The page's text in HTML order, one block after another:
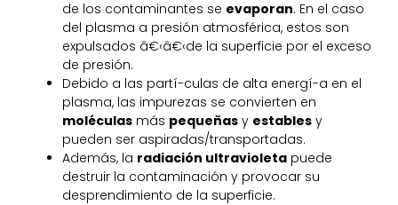
de los contaminantes se evaporan. En el caso
del plasma a presión atmosférica, estos son
expulsados â€‹â€‹de la superficie por el exceso
de presión.
Debido a las partí-culas de alta energí-a en el
plasma, las impurezas se convierten en
moléculas más pequeñas y estables y
pueden ser aspiradas/transportadas.
Además, la radiación ultravioleta puede
destruir la contaminación y provocar su
desprendimiento de la superficie.